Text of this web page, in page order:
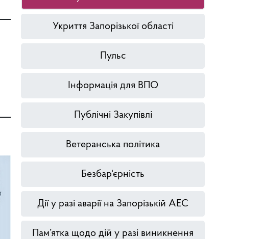
Укриття Запорізької області
Пульс
Інформація для ВПО
Публічні Закупівлі
Ветеранська політика
Безбар'єрність
Дії у разі аварії на Запорізькій АЕС
Пам’ятка щодо дій у разі виникнення